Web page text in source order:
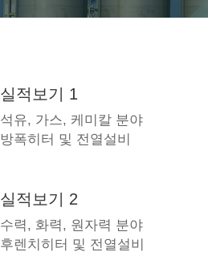
실적보기 1
석유, 가스, 케미칼 분야
방폭히터 및 전열설비
실적보기 2
수력, 화력, 원자력 분야
후렌치히터 및 전열설비